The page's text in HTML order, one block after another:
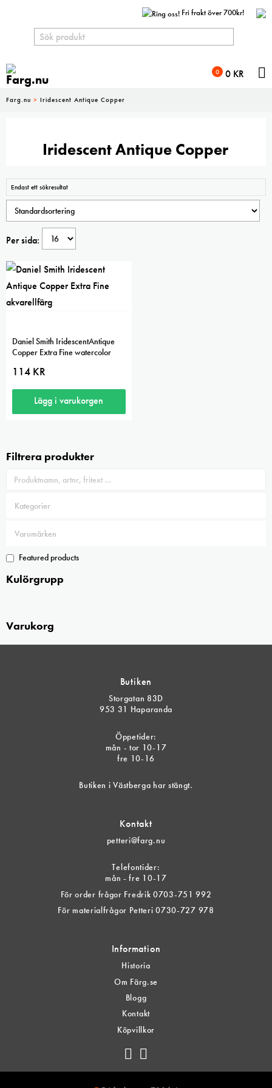
Fri frakt över 700kr!
0 0 KR
Farg.nu > Iridescent Antique Copper
Iridescent Antique Copper
Endast ett sökresultat
Per sida:
Daniel Smith IridescentAntique
Copper Extra Fine watercolor
114 KR
Lägg i varukorgen
Filtrera produkter
Featured products
Kulörgrupp
Varukorg
Butiken
Storgatan 83D
953 31 Haparanda
Öppetider:
mån - tor 10-17
fre 10-16
Butiken i Västberga har stängt.
Kontakt
petteri@farg.nu
Telefontider:
mån - fre 10-17
För order frågor Fredrik 0703-751 992
För materialfrågor Petteri 0730-727 978
Information
Historia
Om Färg.se
Blogg
Kontakt
Köpvillkor